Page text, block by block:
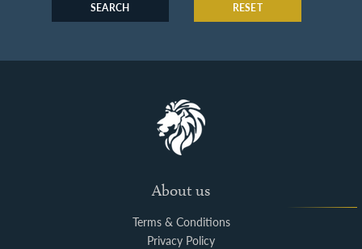
SEARCH RESET
About us
Terms & Conditions
Privacy Policy